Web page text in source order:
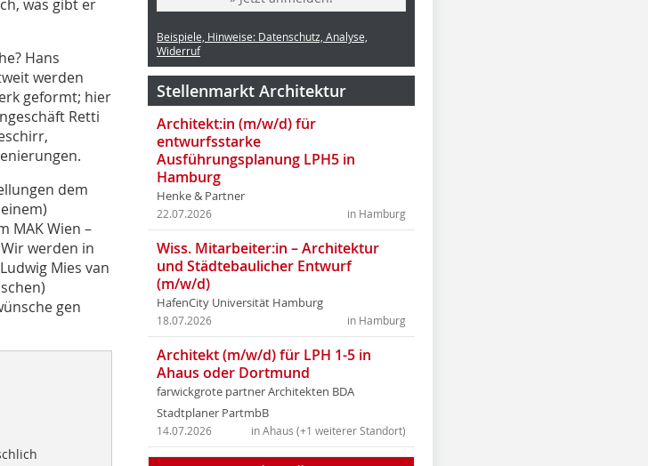
was gibt er
Hans
werden
geformt; hier
Retti
dem
MAK Wien –
werden in
Mies van
gen
Beispiele, Hinweise: Datenschutz, Analyse,
Widerruf
Stellenmarkt Architektur
Architekt:in (m/w/d) für
entwurfsstarke
Ausführungsplanung LPH5 in
Hamburg
Henke & Partner
in Hamburg
22.07.2026
Wiss. Mitarbeiter:in – Architektur
und Städtebaulicher Entwurf
(m/w/d)
HafenCity Universität Hamburg
in Hamburg
18.07.2026
Architekt (m/w/d) für LPH 1-5 in
Ahaus oder Dortmund
farwickgrote partner Architekten BDA
Stadtplaner PartmbB
in Ahaus (+1 weiterer Standort)
14.07.2026